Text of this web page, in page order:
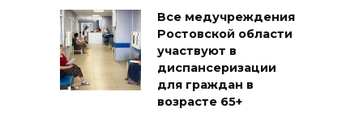
Все медучреждения
Ростовской области
участвуют в
диспансеризации
для граждан в
возрасте 65+